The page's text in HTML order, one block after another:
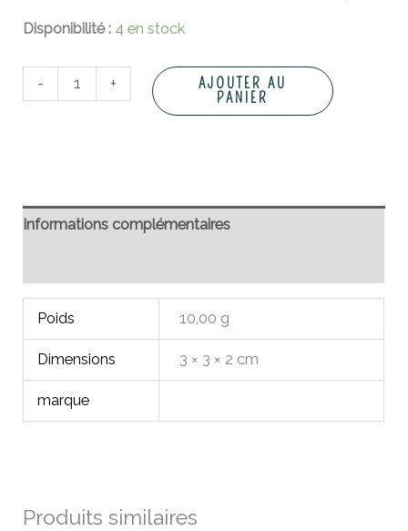
Disponibilité : 4 en stock
- +
AJOUTER AU
PANIER
Informations complémentaires
Poids 10,00 g
Dimensions 3 × 3 × 2 cm
marque
Produits similaires